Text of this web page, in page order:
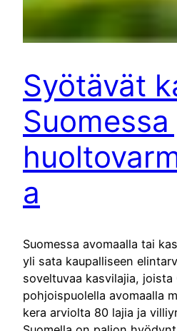
Syötävät
Suomessa
a
Suomessa avomaalla tai
yli sata kaupalliseen
soveltuvaa kasvilajia,
pohjoispuolella avomaalla
kera arviolta 80 lajia ja